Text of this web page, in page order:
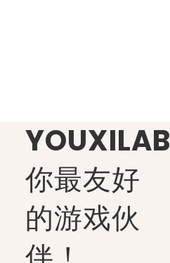
YOUXILAB
你最友好
的游戏伙